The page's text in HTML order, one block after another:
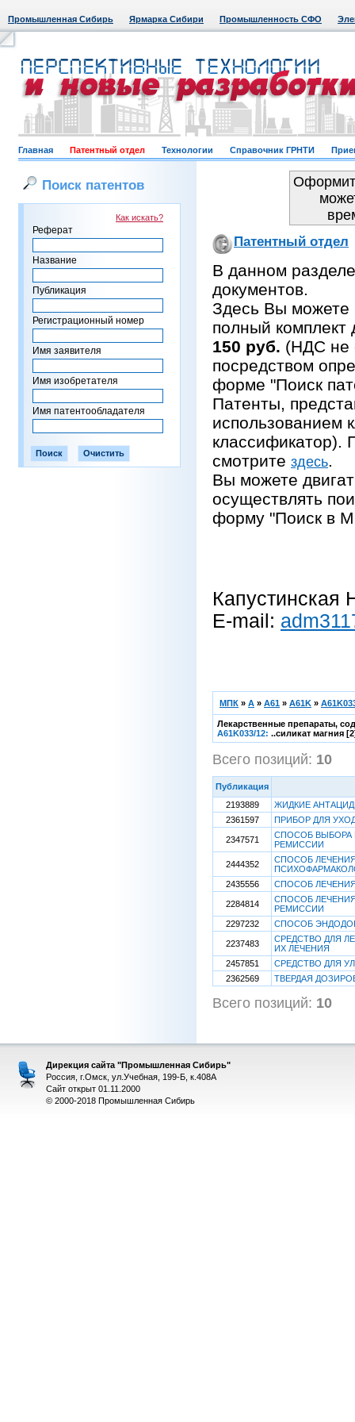
Промышленная Сибирь Ярмарка Сибири Промышленность СФО
Главная Патентный отдел Технологии Справочник ГРНТИ
Поиск патентов
Как искать?
Реферат
Название
Публикация
Регистрационный номер
Имя заявителя
Имя изобретателя
Имя патентообладателя
Патентный отдел
В данном
документов.
Здесь Вы можете
полный комплект
150 руб. (НДС не
посредством
форме "Поиск
Патенты,
использованием
классификатор).
смотрите здесь.
Вы можете
осуществлять
форму "Поиск в
Капустинская
E-mail:
МПК » A » A61 » A61K »
Лекарственные препараты,
A61K033/12: ..силикат магния
Всего позиций: 10
Публикация
2193889
ЖИДКИЕ
2361597
ПРИБОР ДЛЯ
2347571
СПОСОБ ВЫБОРА
РЕМИССИИ
2444352
СПОСОБ
2435556
СПОСОБ
2284814
СПОСОБ
РЕМИССИИ
2297232
СПОСОБ
2237483
СРЕДСТВО ДЛЯ
ИХ ЛЕЧЕНИЯ
2457851
СРЕДСТВО ДЛЯ
2362569
ТВЕРДАЯ
Всего позиций: 10
Дирекция сайта "Промышленная Сибирь"
Россия, г.Омск, ул.Учебная, 199-Б, к.408А
Сайт открыт 01.11.2000
© 2000-2018 Промышленная Сибирь